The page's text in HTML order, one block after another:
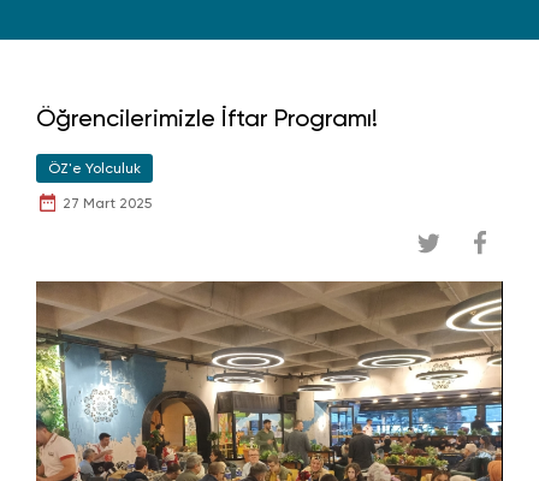
Öğrencilerimizle İftar Programı!
ÖZ'e Yolculuk
27 Mart 2025